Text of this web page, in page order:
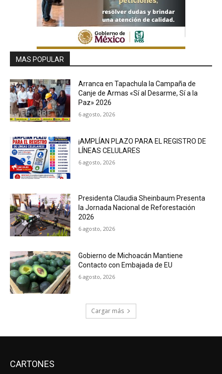
MAS POPULAR
Arranca en Tapachula la Campaña de
Canje de Armas «Sí al Desarme, Sí a la
Paz» 2026
6 agosto, 2026
¡AMPLÍAN PLAZO PARA EL REGISTRO DE
LÍNEAS CELULARES
6 agosto, 2026
Presidenta Claudia Sheinbaum Presenta
la Jornada Nacional de Reforestación
2026
6 agosto, 2026
Gobierno de Michoacán Mantiene
Contacto con Embajada de EU
6 agosto, 2026
Cargar más
CARTONES